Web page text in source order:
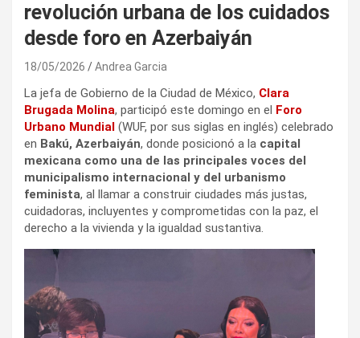
revolución urbana de los cuidados
desde foro en Azerbaiyán
18/05/2026 Andrea Garcia
La jefa de Gobierno de la Ciudad de México, Clara
Brugada Molina, participó este domingo en el Foro
Urbano Mundial (WUF, por sus siglas en inglés) celebrado
en Bakú, Azerbaiyán, donde posicionó a la capital
mexicana como una de las principales voces del
municipalismo internacional y del urbanismo
feminista, al llamar a construir ciudades más justas,
cuidadoras, incluyentes y comprometidas con la paz, el
derecho a la vivienda y la igualdad sustantiva.